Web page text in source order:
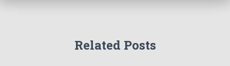
Related Posts